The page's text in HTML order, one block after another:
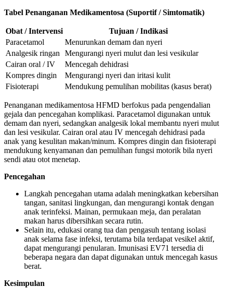
Tabel Penanganan Medikamen­tosa (Suportif / Simtomatik)
Obat / Intervensi
Tujuan / Indikasi
Paracetamol
Menurunkan demam dan nyeri
Analgesik ringan
Mengurangi nyeri mulut dan lesi vesikular
Cairan oral / IV
Mencegah dehidrasi
Kompres dingin
Mengurangi nyeri dan iritasi kulit
Fisioterapi
Mendukung pemulihan mobilitas (kasus berat)
Penanganan medikamentosa HFMD berfokus pada pengendalian
gejala dan pencegahan komplikasi. Paracetamol digunakan untuk
demam dan nyeri, sedangkan analgesik lokal membantu nyeri mulut
dan lesi vesikular. Cairan oral atau IV mencegah dehidrasi pada
anak yang kesulitan makan/minum. Kompres dingin dan fisioterapi
mendukung kenyamanan dan pemulihan fungsi motorik bila nyeri
sendi atau otot menetap.
Pencegahan
Langkah pencegahan utama adalah meningkatkan kebersihan
tangan, sanitasi lingkungan, dan mengurangi kontak dengan
anak terinfeksi. Mainan, permukaan meja, dan peralatan
makan harus dibersihkan secara rutin.
Selain itu, edukasi orang tua dan pengasuh tentang isolasi
anak selama fase infeksi, terutama bila terdapat vesikel aktif,
dapat mengurangi penularan. Imunisasi EV71 tersedia di
beberapa negara dan dapat digunakan untuk mencegah kasus
berat.
Kesimpulan